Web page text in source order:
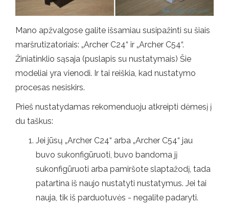
Mano apžvalgose galite išsamiau susipažinti su šiais
maršrutizatoriais: „Archer C24“ ir „Archer C54“.
Žiniatinklio sąsaja (puslapis su nustatymais) Šie
modeliai yra vienodi. Ir tai reiškia, kad nustatymo
procesas nesiskirs.
Prieš nustatydamas rekomenduoju atkreipti dėmesį į
du taškus:
Jei jūsų „Archer C24“ arba „Archer C54“ jau
buvo sukonfigūruoti, buvo bandoma jį
sukonfigūruoti arba pamiršote slaptažodį, tada
patartina iš naujo nustatyti nustatymus. Jei tai
nauja, tik iš parduotuvės - negalite padaryti.